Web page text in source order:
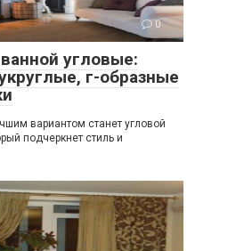
0
угловые:
г-образные
вариантом станет угловой
подчеркнет стиль и